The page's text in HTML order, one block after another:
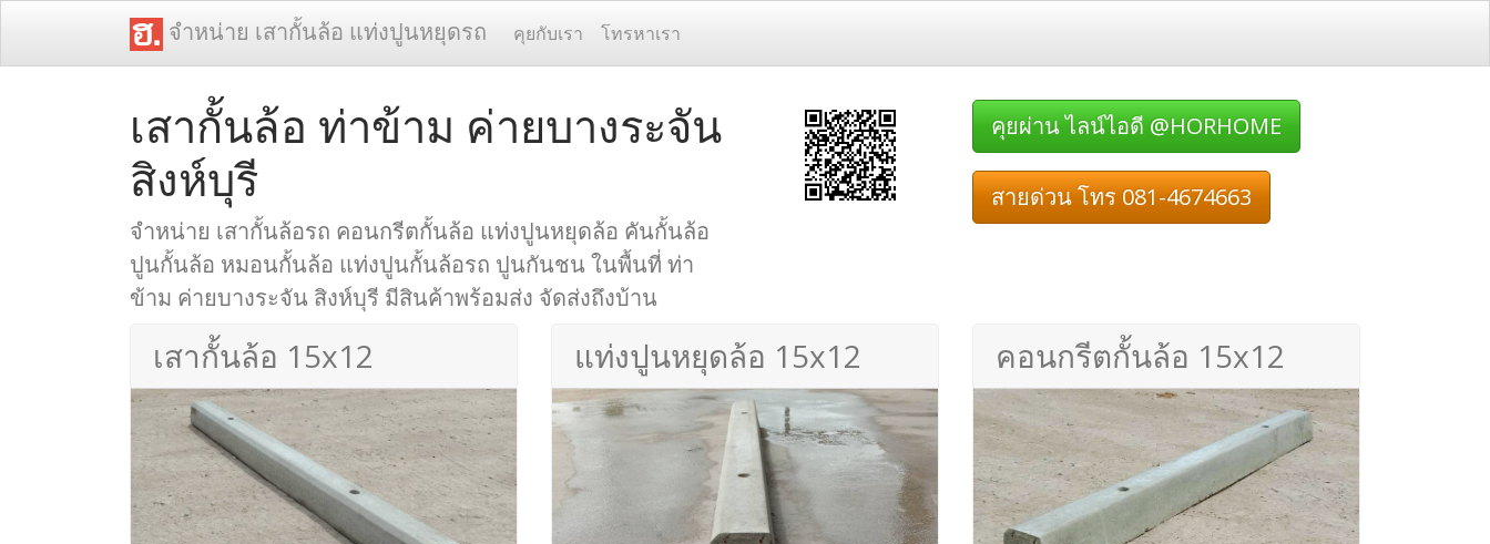
จำหน่าย เสากั้นล้อ แท่งปูนหยุดรถ คุยกับเรา โทรหาเรา
เสากั้นล้อ ท่าข้าม ค่ายบางระจัน
สิงห์บุรี
จำหน่าย เสากั้นล้อรถ คอนกรีตกั้นล้อ แท่งปูนหยุดล้อ คันกั้นล้อ
ปูนกั้นล้อ หมอนกั้นล้อ แท่งปูนกั้นล้อรถ ปูนกันชน ในพื้นที่ ท่า
ข้าม ค่ายบางระจัน สิงห์บุรี มีสินค้าพร้อมส่ง จัดส่งถึงบ้าน
คุยผ่าน ไลน์ไอดี @HORHOME
สายด่วน โทร 081-4674663
เสากั้นล้อ 15x12 แท่งปูนหยุดล้อ 15x12 คอนกรีตกั้นล้อ 15x12